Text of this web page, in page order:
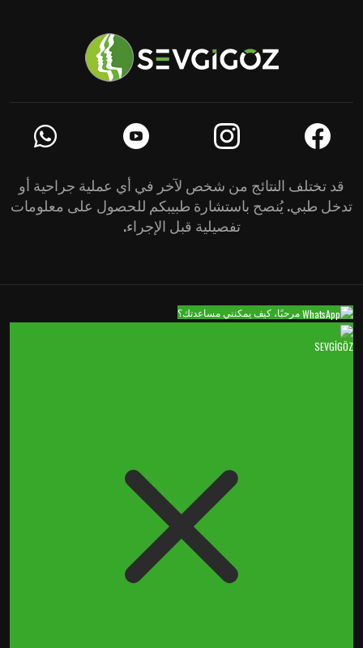
قد تختلف النتائج من شخص لآخر في أي عملية جراحية أو
تدخل طبي. يُنصح باستشارة طبيبكم للحصول على معلومات
تفصيلية قبل الإجراء.
مرحبًا، كيف يمكنني مساعدتك؟
SEVGİGÖZ